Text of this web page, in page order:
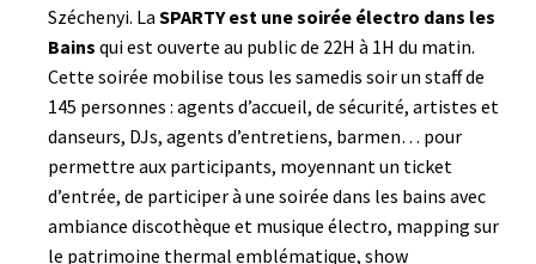
Széchenyi. LaSPARTY est une soirée électro dans les
Bains qui est ouverte au public de 22H à 1H du matin.
Cette soirée mobilise tous les samedis soir un staff de
145 personnes : agents d’accueil, de sécurité, artistes et
danseurs, DJs, agents d’entretiens, barmen… pour
permettre aux participants, moyennant un ticket
d’entrée, de participer à une soirée dans les bains avec
ambiance discothèque et musique électro, mapping sur
le patrimoine thermal emblématique, show